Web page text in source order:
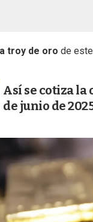
troy de oro de
Así se cotiza la
de junio de